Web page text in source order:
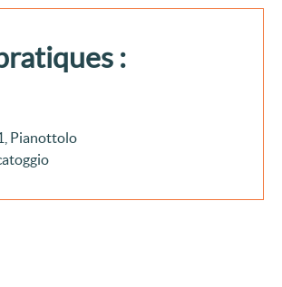
:
Pianottolo